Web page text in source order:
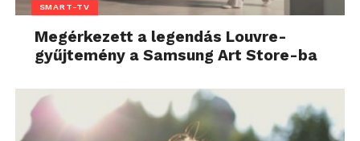
SMART-TV
Megérkezett a legendás Louvre-
gyűjtemény a Samsung Art Store-ba